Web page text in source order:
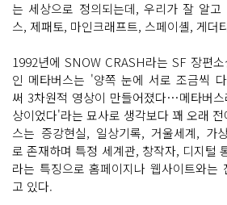
는 세상으로 정의되는데, 우리가 잘 알고
스, 제패토, 마인크래프트, 스페이셸, 게더
1992년에 SNOW CRASH라는 SF 장편
인 메타버스는 '양쪽 눈에 서로 조금씩
써 3차원적 영상이 만들어졌다…메타버
상이었다'라는 묘사로 생각보다 꽤 오래
스는 증강현실, 일상기록, 거울세계, 가
로 존재하며 특정 세계관, 창작자, 디지털
라는 특징으로 홈페이지나 웹사이트와는
고 있다.